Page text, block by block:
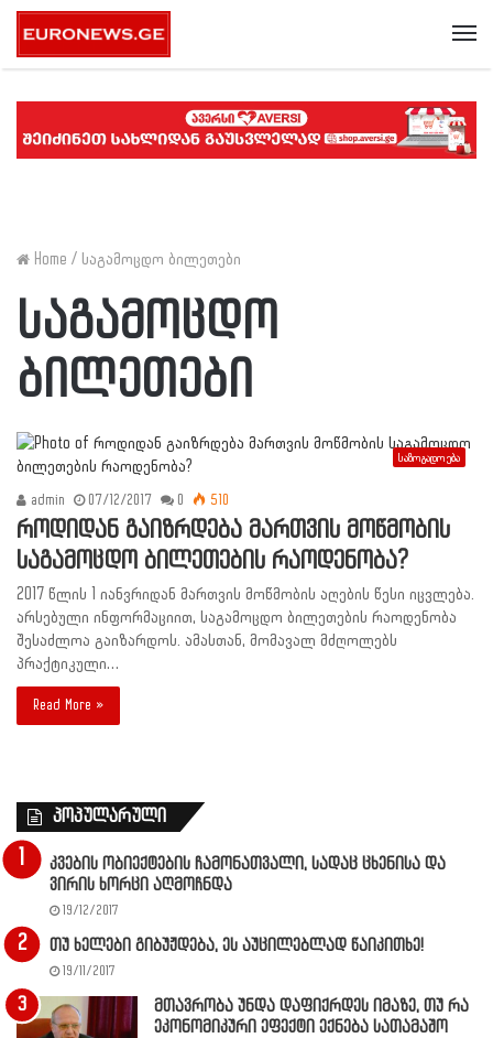
Home / საგამოცდო ბილეთები
საგამოცდო
ბილეთები
საზოგადოება
admin 07/12/2017 0 510
როდიდან გაიზრდება მართვის მოწმობის
საგამოცდო ბილეთების რაოდენობა?
2017 წლის 1 იანვრიდან მართვის მოწმობის აღების წესი იცვლება.
არსებული ინფორმაციით, საგამოცდო ბილეთების რაოდენობა
შესაძლოა გაიზარდოს. ამასთან, მომავალ მძღოლებს
პრაქტიკული…
Read More »
პოპულარული
კვების ობიექტების ჩამონათვალი, სადაც ცხენისა და
ვირის ხორცი აღმოჩნდა
19/12/2017
თუ ხელები გიბუჟდება, ეს აუცილებლად წაიკითხე!
19/11/2017
მთავრობა უნდა დაფიქრდეს იმაზე, თუ რა
ეკონომიკური ეფექტი ექნება სათამაშო